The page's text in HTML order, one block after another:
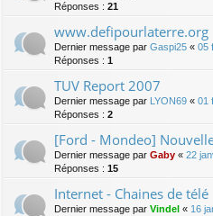
Réponses : 21
www.defipourlaterre.org
Dernier message par Gaspi25 « 05
Réponses : 1
TUV Report 2007
Dernier message par LYON69 « 01
Réponses : 2
[Ford - Mondeo]
Dernier message par Gaby « 22
Réponses : 15
Internet - Chaines de télé
Dernier message par Vindel « 16